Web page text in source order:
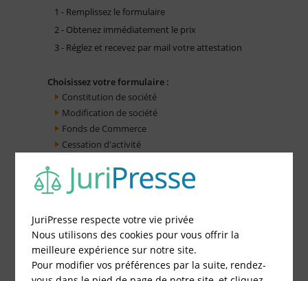
1 - Remplissez le formulaire
2 - Obtenez immédiatement le prix
3 - Réglez et recevez par mail votre attestation
Choisissez votre formulaire :
Constitution de société
Modification de société
Fonds de Commerce
Cessation d'activité
JuriPresse respecte votre vie privée
Nous utilisons des cookies pour vous offrir la
meilleure expérience sur notre site.
Pour modifier vos préférences par la suite, rendez-